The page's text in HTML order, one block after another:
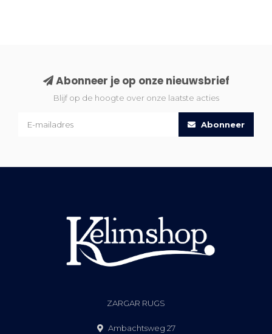
Abonneer je op onze nieuwsbrief
Blijf op de hoogte over onze laatste acties
Abonneer
ZARGAR RUGS
Ambachtsweg 27